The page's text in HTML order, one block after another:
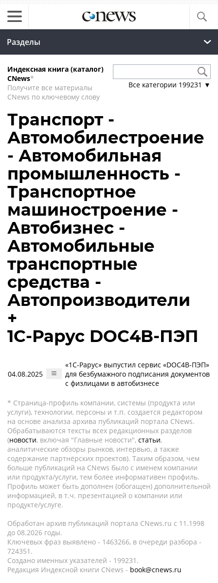
Разделы
Индексная книга (каталог)
CNews*
Получите все материалы
CNews по ключевому слову
Все категории 199231 ▼
Транспорт -
Автомобилестроение
- Автомобильная
промышленность -
Транспортное
машиностроение -
Автобизнес -
Автомобильные
транспортные
средства -
Автопроизводители
+
1С-Рарус DOC4B-ПЭП
04.08.2025
«1С-Рарус» выпустил сервис «DOC4B-ПЭП»
для безбумажного подписания документов
с физлицами в автобизнесе
* Страница-профиль компании, системы (продукта или
услуги), технологии, персоны и т.п. создается редактором
на основе анализа архива публикаций портала CNews.
Обрабатываются тексты всех редакционных разделов
(новости, включая "Главные новости", статьи,
аналитические обзоры рынков, интервью, а также
содержание партнёрских проектов). Таким образом, чем
больше публикаций на CNews было с именем компании
или продукта/услуги, тем более информативен профиль.
Профиль может быть дополнен (обогащен) дополнительной
информацией, в т.ч. презентацией о компании или
продукте/услуге.
Обработан архив публикаций портала CNews.ru c 11.1998
до 08.2026 годы.
Ключевых фраз выявлено - 1463266, в очереди разбора -
724351.
Создано именных указателей - 199231.
Редакция Индексной книги CNews - book@cnews.ru